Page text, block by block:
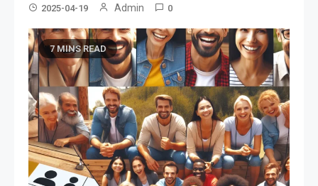
2025-04-19 Admin 0
7 MINS READ